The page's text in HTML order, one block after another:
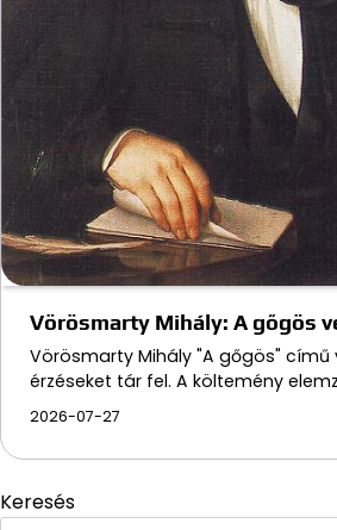
Vörösmarty Mihály: A gőgös
Vörösmarty Mihály "A gőgös" című
érzéseket tár fel. A költemény
2026-07-27
Keresés